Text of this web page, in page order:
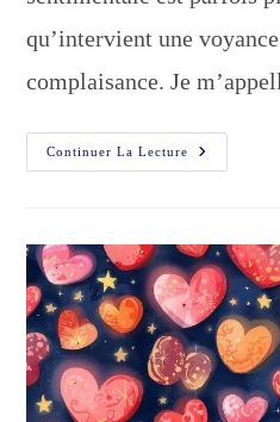
qu’intervient une
complaisance. Je
Continuer La Lecture
Voyance
Amour
Vérité
Sur
Votre
Relation